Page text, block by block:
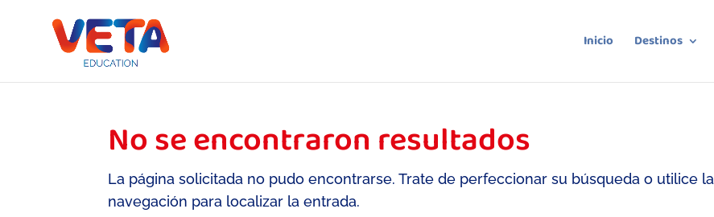
Inicio Destinos
No se encontraron resultados
La página solicitada no pudo encontrarse. Trate de perfeccionar su búsqueda o utilice la
navegación para localizar la entrada.